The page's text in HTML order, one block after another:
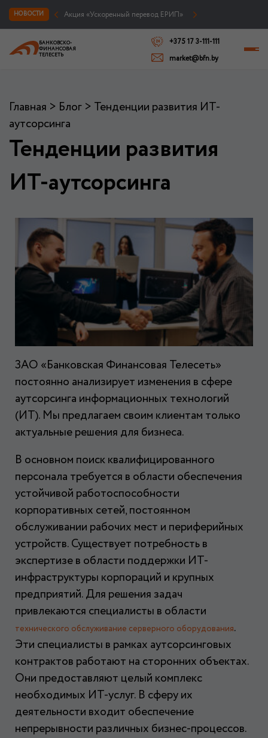
НОВОСТИ Акция «Ускоренный перевод ЕРИП»
БАНКОВСКО-
ФИНАНСОВАЯ
ТЕЛЕСЕТЬ
+375 17 3-111-111
market@bfn.by
Главная > Блог > Тенденции развития ИТ-
аутсорсинга
Тенденции развития
ИТ-аутсорсинга
ЗАО «Банковская Финансовая Телесеть»
постоянно анализирует изменения в сфере
аутсорсинга информационных технологий
(ИТ). Мы предлагаем своим клиентам только
актуальные решения для бизнеса.
В основном поиск квалифицированного
персонала требуется в области обеспечения
устойчивой работоспособности
корпоративных сетей, постоянном
обслуживании рабочих мест и периферийных
устройств. Существует потребность в
экспертизе в области поддержки ИТ-
инфраструктуры корпораций и крупных
предприятий. Для решения задач
привлекаются специалисты в области
технического обслуживание серверного оборудования.
Эти специалисты в рамках аутсорсинговых
контрактов работают на сторонних объектах.
Они предоставляют целый комплекс
необходимых ИТ-услуг. В сферу их
деятельности входит обеспечение
непрерывности различных бизнес-процессов.